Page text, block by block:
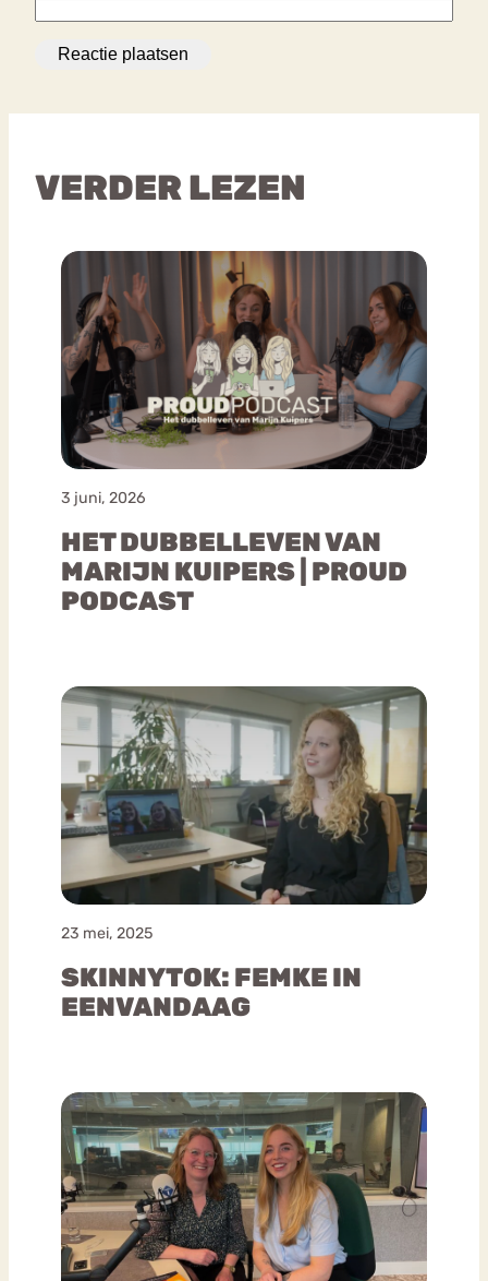
VERDER LEZEN
3 juni, 2026
HET DUBBELLEVEN VAN
MARIJN KUIPERS | PROUD
PODCAST
23 mei, 2025
SKINNYTOK: FEMKE IN
EENVANDAAG